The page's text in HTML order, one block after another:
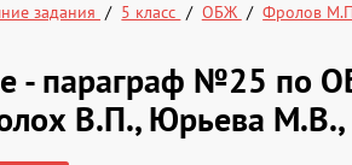
задания 5 класс ОБЖ Фролов
- параграф №25 по
В.П., Юрьева